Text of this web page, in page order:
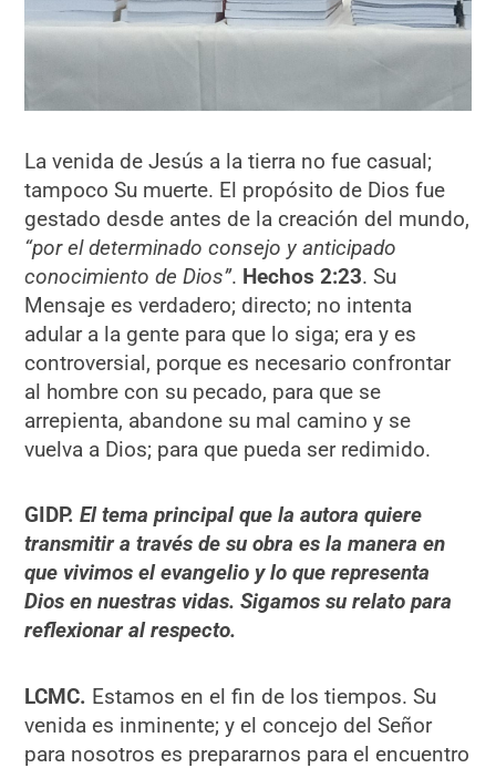
La venida de Jesús a la tierra no fue casual;
tampoco Su muerte. El propósito de Dios fue
gestado desde antes de la creación del mundo,
“por el determinado consejo y anticipado
conocimiento de Dios”. Hechos 2:23. Su
Mensaje es verdadero; directo; no intenta
adular a la gente para que lo siga; era y es
controversial, porque es necesario confrontar
al hombre con su pecado, para que se
arrepienta, abandone su mal camino y se
vuelva a Dios; para que pueda ser redimido.
GIDP.El tema principal que la autora quiere
transmitir a través de su obra es la manera en
que vivimos el evangelio y lo que representa
Dios en nuestras vidas. Sigamos su relato para
reflexionar al respecto.
LCMC. Estamos en el fin de los tiempos. Su
venida es inminente; y el concejo del Señor
para nosotros es prepararnos para el encuentro